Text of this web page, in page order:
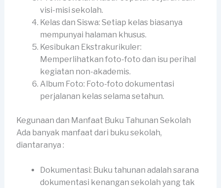
visi-misi sekolah.
Kelas dan Siswa: Setiap kelas biasanya
mempunyai halaman khusus.
Kesibukan Ekstrakurikuler:
Memperlihatkan foto-foto dan isu perihal
kegiatan non-akademis.
Album Foto: Foto-foto dokumentasi
perjalanan kelas selama setahun.
Kegunaan dan Manfaat Buku Tahunan Sekolah
Ada banyak manfaat dari buku sekolah,
diantaranya :
Dokumentasi: Buku tahunan adalah sarana
dokumentasi kenangan sekolah yang tak